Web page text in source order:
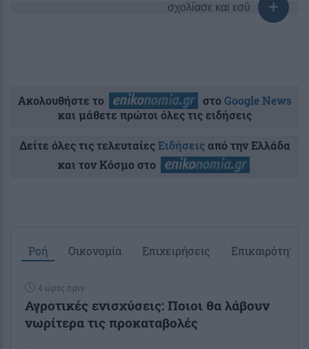
σχολίασε και εσύ
Ακολουθήστε το στοGoogle News
και μάθετε πρώτοι όλες τις ειδήσεις
Δείτε όλες τις τελευταίεςΕιδήσειςαπό την Ελλάδα
και τον Κόσμο στο
Ροή Οικονομία Επιχειρήσεις Επικαιρότητα
4 ώρες πριν
Αγροτικές ενισχύσεις: Ποιοι θα λάβουν
νωρίτερα τις προκαταβολές